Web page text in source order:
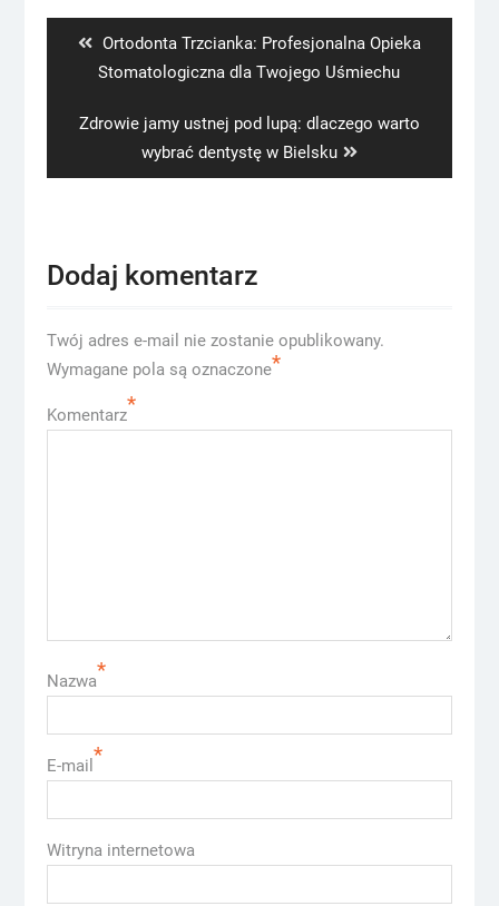
Previous
post:
Ortodonta Trzcianka: Profesjonalna Opieka
Stomatologiczna dla Twojego Uśmiechu
Next
Zdrowie jamy ustnej pod lupą: dlaczego warto
wybrać dentystę w Bielsku
Dodaj komentarz
Twój adres e-mail nie zostanie opublikowany.
Wymagane pola są oznaczone*
Komentarz*
Nazwa*
E-mail *
Witryna internetowa